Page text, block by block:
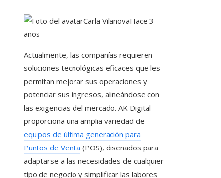
Carla VilanovaHace 3
años
Actualmente, las compañías requieren
soluciones tecnológicas eficaces que les
permitan mejorar sus operaciones y
potenciar sus ingresos, alineándose con
las exigencias del mercado. AK Digital
proporciona una amplia variedad de
equipos de última generación para
Puntos de Venta (POS), diseñados para
adaptarse a las necesidades de cualquier
tipo de negocio y simplificar las labores